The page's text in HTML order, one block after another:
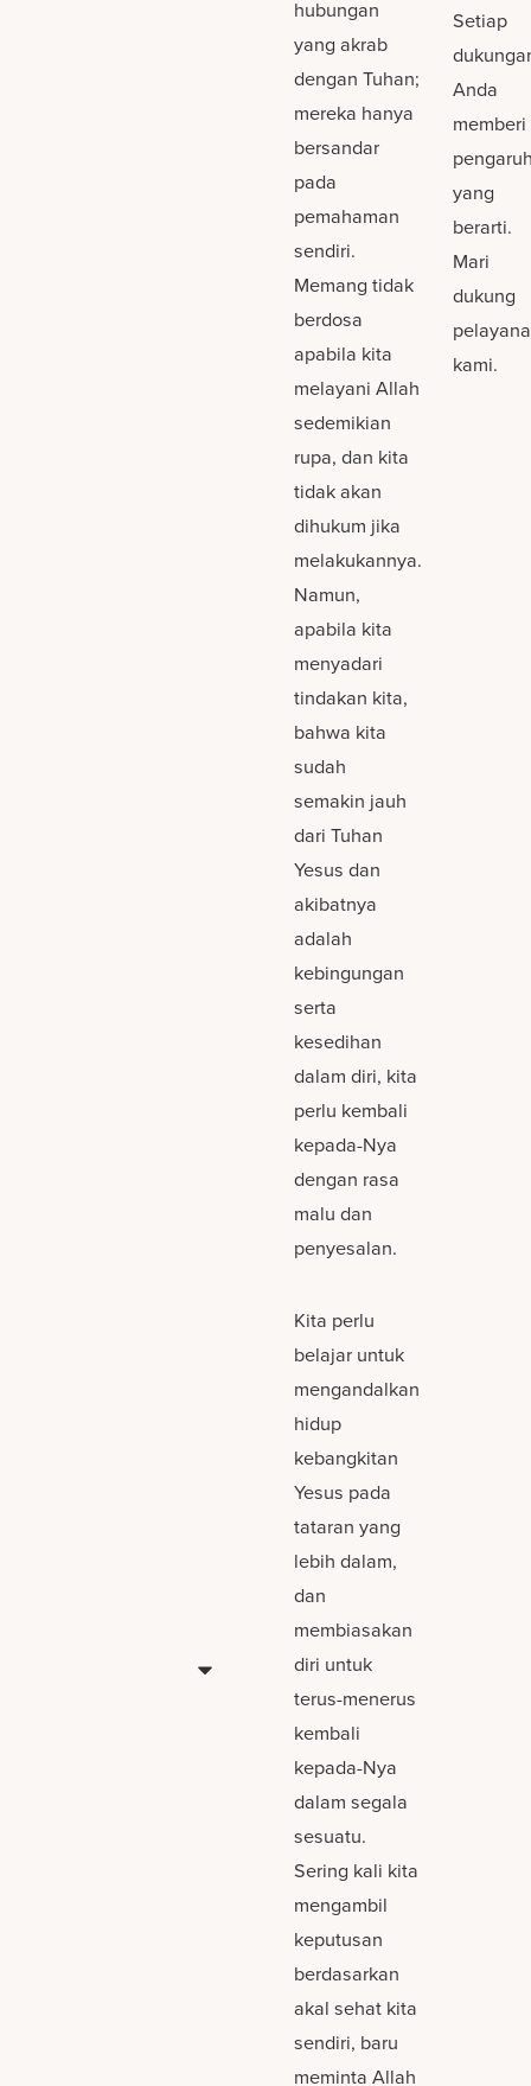
hubungan
yang akrab
dengan Tuhan;
mereka hanya
bersandar
pada
pemahaman
sendiri.
Memang tidak
berdosa
apabila kita
melayani Allah
sedemikian
rupa, dan kita
tidak akan
dihukum jika
melakukannya.
Namun,
apabila kita
menyadari
tindakan kita,
bahwa kita
sudah
semakin jauh
dari Tuhan
Yesus dan
akibatnya
adalah
kebingungan
serta
kesedihan
dalam diri, kita
perlu kembali
kepada-Nya
dengan rasa
malu dan
penyesalan.
Kita perlu
belajar untuk
mengandalkan
hidup
kebangkitan
Yesus pada
tataran yang
lebih dalam,
dan
membiasakan
diri untuk
terus-menerus
kembali
kepada-Nya
dalam segala
sesuatu.
Sering kali kita
mengambil
keputusan
berdasarkan
akal sehat kita
sendiri, baru
meminta Allah
Setiap
Anda
memberi
yang
berarti.
Mari
dukung
kami.